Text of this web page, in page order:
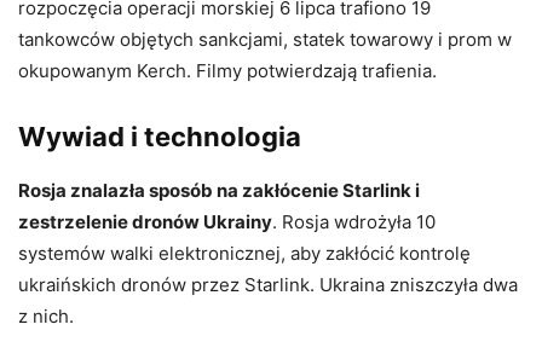
rozpoczęcia operacji morskiej 6 lipca trafiono 19
tankowców objętych sankcjami, statek towarowy i prom w
okupowanym Kerch. Filmy potwierdzają trafienia.
Wywiad i technologia
Rosja znalazła sposób na zakłócenie Starlink i
zestrzelenie dronów Ukrainy. Rosja wdrożyła 10
systemów walki elektronicznej, aby zakłócić kontrolę
ukraińskich dronów przez Starlink. Ukraina zniszczyła dwa
z nich.